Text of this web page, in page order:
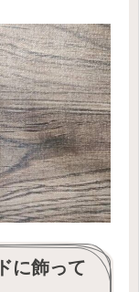
に飾って